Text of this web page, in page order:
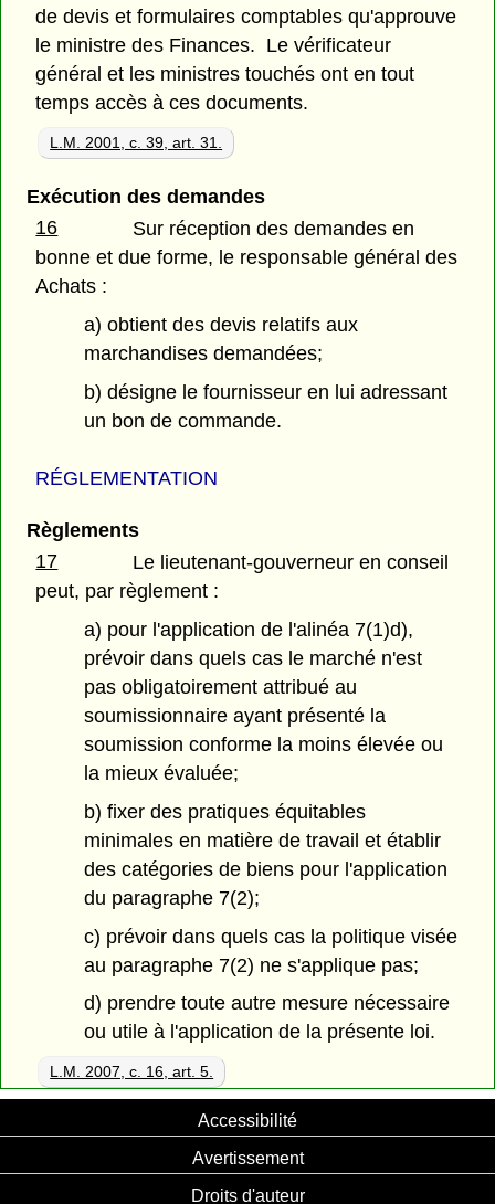
de devis et formulaires comptables qu'approuve
le ministre des Finances. Le vérificateur
général et les ministres touchés ont en tout
temps accès à ces documents.
L.M. 2001, c. 39, art. 31.
Exécution des demandes
16
Sur réception des demandes en
bonne et due forme, le responsable général des
Achats :
a) obtient des devis relatifs aux
marchandises demandées;
b) désigne le fournisseur en lui adressant
un bon de commande.
RÉGLEMENTATION
Règlements
17
Le lieutenant-gouverneur en conseil
peut, par règlement :
a) pour l'application de l'alinéa 7(1)d),
prévoir dans quels cas le marché n'est
pas obligatoirement attribué au
soumissionnaire ayant présenté la
soumission conforme la moins élevée ou
la mieux évaluée;
b) fixer des pratiques équitables
minimales en matière de travail et établir
des catégories de biens pour l'application
du paragraphe 7(2);
c) prévoir dans quels cas la politique visée
au paragraphe 7(2) ne s'applique pas;
d) prendre toute autre mesure nécessaire
ou utile à l'application de la présente loi.
L.M. 2007, c. 16, art. 5.
Accessibilité
Avertissement
Droits d'auteur